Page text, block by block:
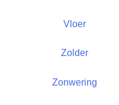
Vloer
Zolder
Zonwering